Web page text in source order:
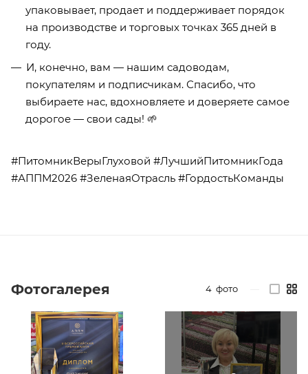
упаковывает, продает и поддерживает порядок
на производстве и торговых точках 365 дней в
году.
И, конечно, вам — нашим садоводам,
покупателям и подписчикам. Спасибо, что
выбираете нас, вдохновляете и доверяете самое
дорогое — свои сады! 🌱
#ПитомникВерыГлуховой #ЛучшийПитомникГода
#АППМ2026 #ЗеленаяОтрасль #ГордостьКоманды
Фотогалерея 4 фото